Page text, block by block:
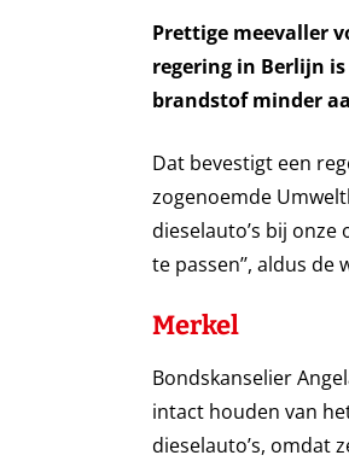
Prettige meevaller
regering in Berlijn
brandstof minder
Dat bevestigt een
zogenoemde
dieselauto’s bij
te passen’’, aldus
Merkel
Bondskanselier
intact houden van
dieselauto’s, omdat